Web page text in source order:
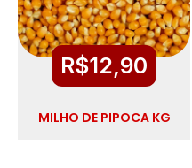
R$12,90
MILHO DE PIPOCA KG